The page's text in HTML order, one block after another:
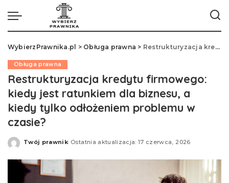
WybierzPrawnika.pl > Obługa prawna > Restrukturyzacja kredytu firmowego: kiedy jest ratunkiem dla biznesu, a kiedy tylko odłożeniem problemu w czasie?
Obługa prawna
Restrukturyzacja kredytu firmowego:
kiedy jest ratunkiem dla biznesu, a
kiedy tylko odłożeniem problemu w
czasie?
Opublikowane
Twój prawnik Ostatnia aktualizacja: 17 czerwca, 2026